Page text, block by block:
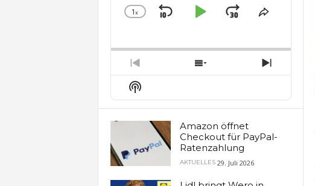
Change
1x
SkipPlayJumpShare
Previous
Episode
Show
Episodes
Next
Episode
Show
Podcast
Information
Amazon öffnet
Checkout für PayPal-
Ratenzahlung
AKTUELLES 29. Juli 2026